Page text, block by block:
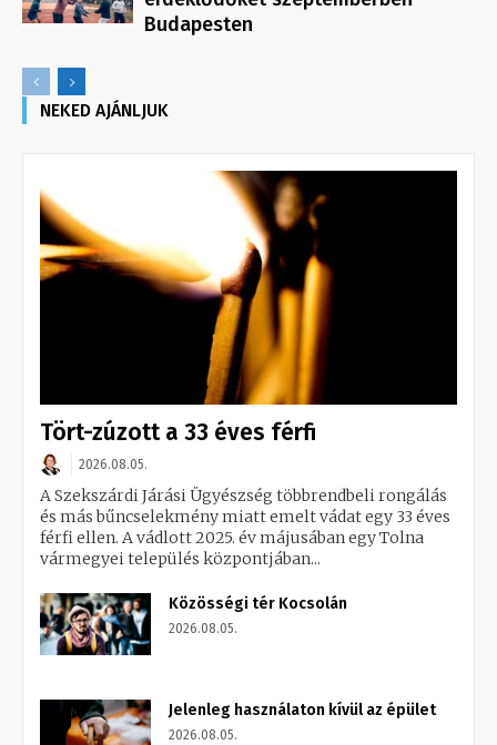
Budapesten
NEKED AJÁNLJUK
Tört-zúzott a 33 éves férfi
2026.08.05.
A Szekszárdi Járási Ügyészség többrendbeli rongálás
és más bűncselekmény miatt emelt vádat egy 33 éves
férfi ellen. A vádlott 2025. év májusában egy Tolna
vármegyei település központjában...
Közösségi tér Kocsolán
2026.08.05.
Jelenleg használaton kívül az épület
2026.08.05.